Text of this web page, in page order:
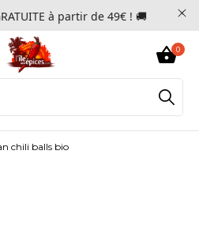
à partir de 49€ ! 🚚
0
chili balls bio